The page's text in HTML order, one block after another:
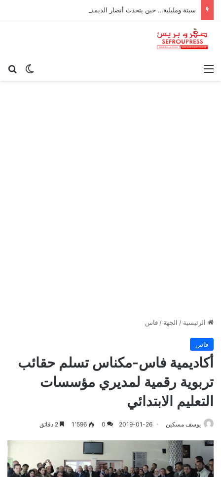
سبتة ومليلية… حين يتحدث أنصار الديمقراطية بلسان الاستعمار
الوضع القائمة
الرئيسية / الجهة / فاس
فاس
أكاديمية فاس-مكناس تسلم حقائب
تربوية رقمية لمديري مؤسسات
التعليم الابتدائي
يوسف مسكين 2019-01-26
0 1٬596